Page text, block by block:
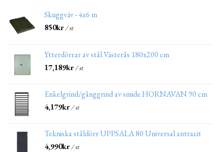
Skuggväv - 4x6 m
850kr/ st
Ytterdörrar av stål Västerås 180x200 cm
17,189kr/ st
Enkelgrind/gånggrind av smide HORNAVAN 90 cm
4,179kr/ st
Tekniska ståldörr UPPSALA 80 Universal antracit
4,990kr/ st